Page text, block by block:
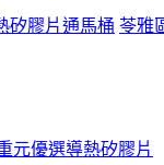
矽膠片通馬桶 苓雅
元優選導熱矽膠片